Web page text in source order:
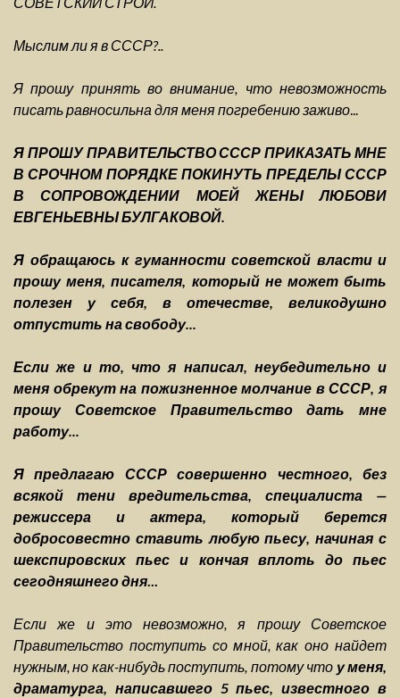
Мыслим ли я в СССР?..
Я прошу принять во внимание, что невозможность
писать равносильна для меня погребению заживо...
Я ПРОШУ ПРАВИТЕЛЬСТВО СССР ПРИКАЗАТЬ МНЕ
В СРОЧНОМ ПОРЯДКЕ ПОКИНУТЬ ПРЕДЕЛЫ СССР
В СОПРОВОЖДЕНИИ МОЕЙ ЖЕНЫ ЛЮБОВИ
ЕВГЕНЬЕВНЫ БУЛГАКОВОЙ.
Я обращаюсь к гуманности советской власти и
прошу меня, писателя, который не может быть
полезен у себя, в отечестве, великодушно
отпустить на свободу...
Если же и то, что я написал, неубедительно и
меня обрекут на пожизненное молчание в СССР, я
прошу Советское Правительство дать мне
работу...
Я предлагаю СССР совершенно честного, без
всякой тени вредительства, специалиста —
режиссера и актера, который берется
добросовестно ставить любую пьесу, начиная с
шекспировских пьес и кончая вплоть до пьес
сегодняшнего дня...
Если же и это невозможно, я прошу Советское
Правительство поступить со мной, как оно найдет
нужным, но как-нибудь поступить, потому что у меня,
драматурга, написавшего 5 пьес, известного в